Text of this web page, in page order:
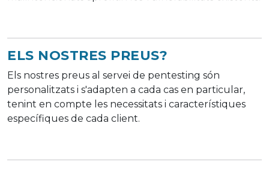
ELS NOSTRES PREUS?
Els nostres preus al servei de pentesting són
personalitzats i s'adapten a cada cas en particular,
tenint en compte les necessitats i característiques
específiques de cada client.